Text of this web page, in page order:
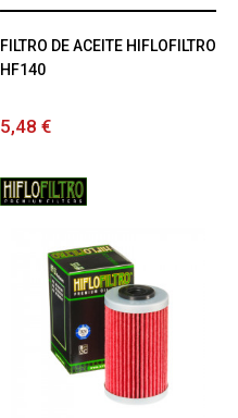
FILTRO DE ACEITE HIFLOFILTRO
HF140
5,48 €